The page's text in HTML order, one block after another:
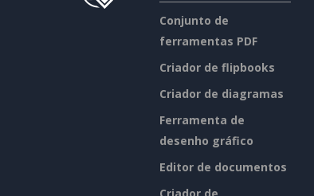
Conjunto de
ferramentas PDF
Criador de flipbooks
Criador de diagramas
Ferramenta de
desenho gráfico
Editor de documentos